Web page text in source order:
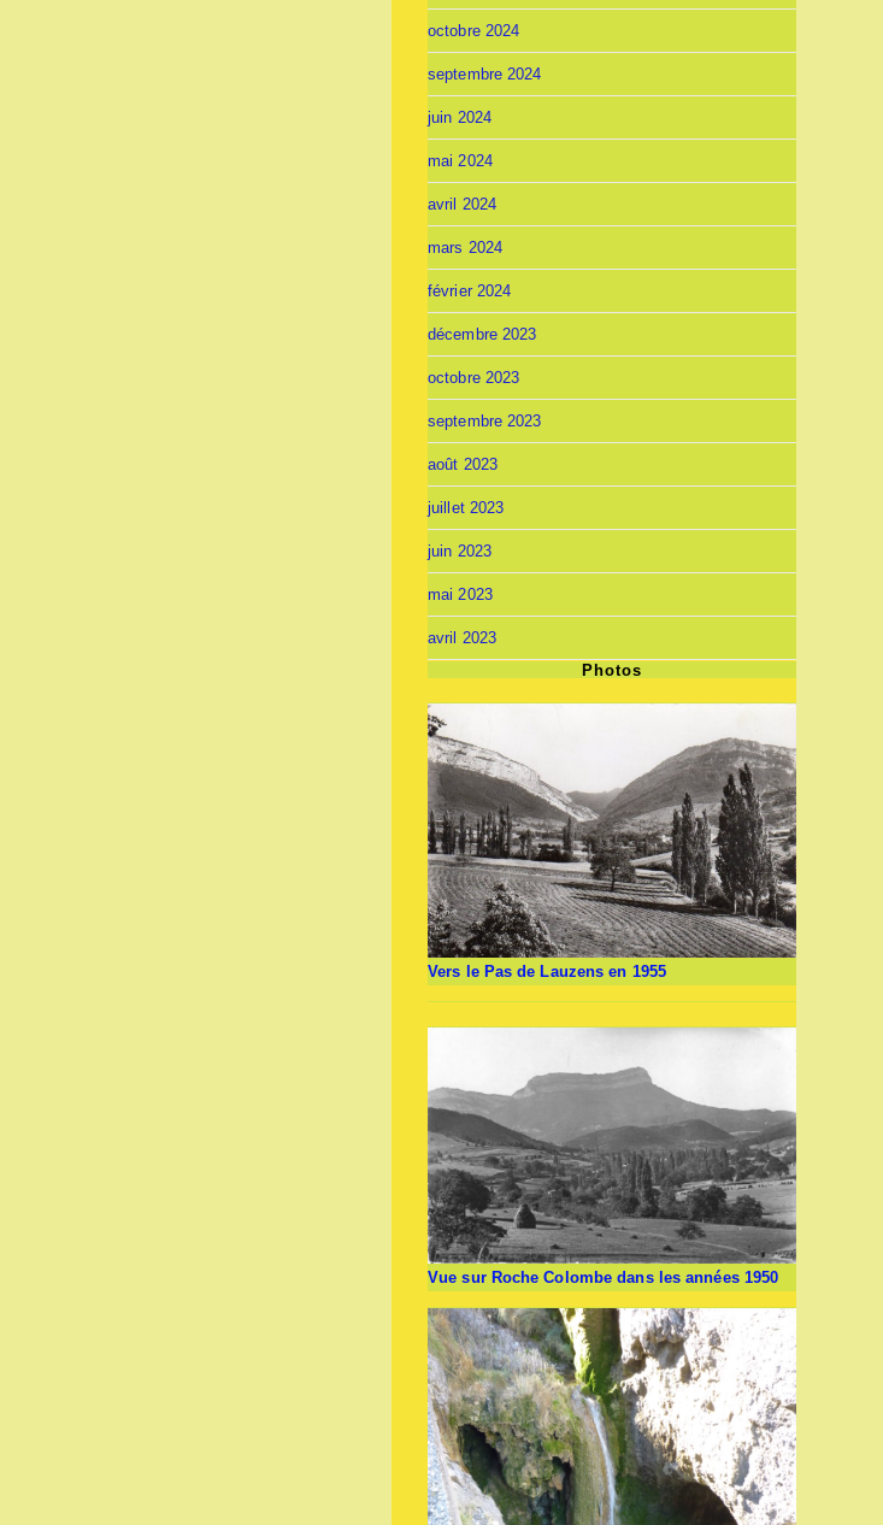
octobre 2024
septembre 2024
juin 2024
mai 2024
avril 2024
mars 2024
février 2024
décembre 2023
octobre 2023
septembre 2023
août 2023
juillet 2023
juin 2023
mai 2023
avril 2023
Photos
Vers le Pas de Lauzens en 1955
Vue sur Roche Colombe dans les années 1950